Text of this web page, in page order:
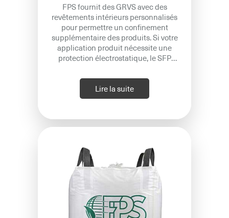
FPS fournit des GRVS avec des
revêtements intérieurs personnalisés
pour permettre un confinement
supplémentaire des produits. Si votre
application produit nécessite une
protection électrostatique, le SFP
matériaux de revêtement. Que vous
utilisiez des GRVS de type B, C ou D, FPS
vous propose une gamme complète de
Lire la suite